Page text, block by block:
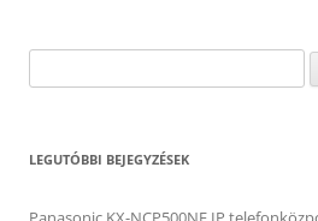
LEGUTÓBBI BEJEGYZÉSEK